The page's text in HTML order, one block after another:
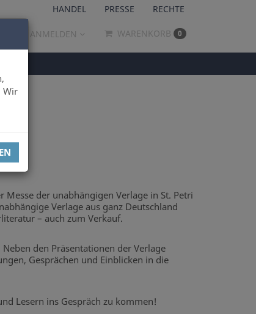
Wir
HANDEL PRESSE RECHTE
ANMELDEN WARENKORB 0
Messe der unabhängigen Verlage in St. Petri
Verlage aus ganz Deutschland
– auch zum Verkauf.
den Präsentationen der Verlage
Gesprächen und Einblicken in die
Lesern ins Gespräch zu kommen!